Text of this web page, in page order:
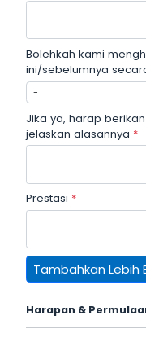
Bolehkah kami
ini/sebelumnya
Jika ya, harap
jelaskan alasannya *
Prestasi *
Harapan &